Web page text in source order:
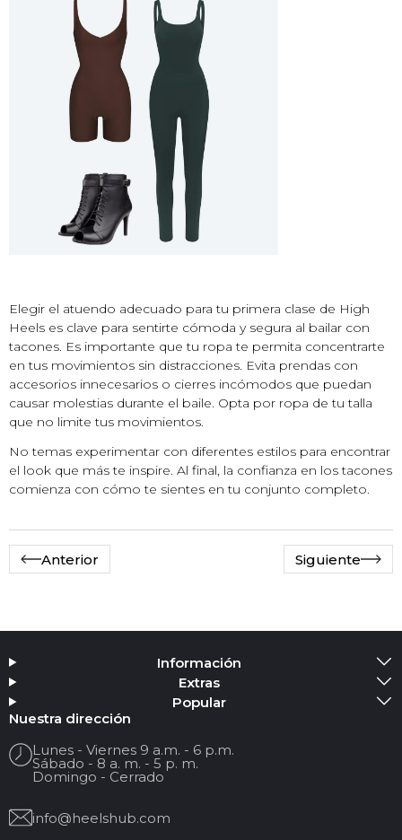
Elegir el atuendo adecuado para tu primera clase de High
Heels es clave para sentirte cómoda y segura al bailar con
tacones. Es importante que tu ropa te permita concentrarte
en tus movimientos sin distracciones. Evita prendas con
accesorios innecesarios o cierres incómodos que puedan
causar molestias durante el baile. Opta por ropa de tu talla
que no limite tus movimientos.
No temas experimentar con diferentes estilos para encontrar
el look que más te inspire. Al final, la confianza en los tacones
comienza con cómo te sientes en tu conjunto completo.
Anterior Siguiente
Información
Extras
Popular
Nuestra dirección
Lunes - Viernes 9 a.m. - 6 p.m.
Sábado - 8 a. m. - 5 p. m.
Domingo - Cerrado
info@heelshub.com